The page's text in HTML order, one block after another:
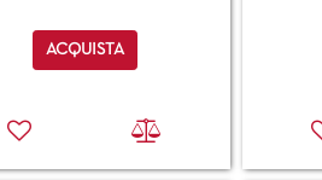
Quantità
ACQUISTA